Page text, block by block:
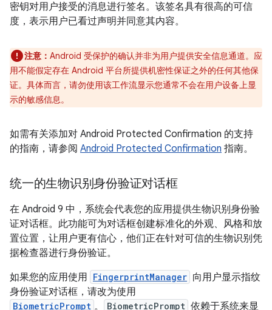
密钥对用户接受的消息进行签名。该签名具有很高的可信
度，表示用户已看过声明并同意其内容。
注意： Android 受保护的确认并非为用户提供安全信息通道。应
用不能假定存在 Android 平台所提供机密性保证之外的任何其他保
证。具体而言，请勿使用该工作流显示您通常不会在用户设备上显
示的敏感信息。
如需有关添加对 Android Protected Confirmation 的支持
的指南，请参阅 Android Protected Confirmation 指南。
统一的生物识别身份验证对话框
在 Android 9 中，系统会代表您的应用提供生物识别身份验
证对话框。此功能可为对话框创建标准化的外观、风格和放
置位置，让用户更有信心，他们正在针对可信的生物识别凭
据检查器进行身份验证。
如果您的应用使用 FingerprintManager 向用户显示指纹
身份验证对话框，请改为使用
BiometricPrompt 。 BiometricPrompt 依赖于系统来显